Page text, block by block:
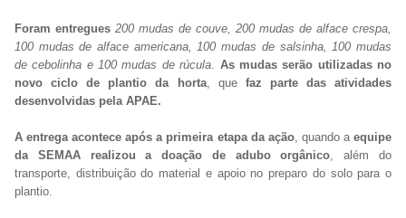
Foram entregues 200 mudas de couve, 200 mudas de alface crespa,
100 mudas de alface americana, 100 mudas de salsinha, 100 mudas
de cebolinha e 100 mudas de rúcula. As mudas serão utilizadas no
novo ciclo de plantio da horta, que faz parte das atividades
desenvolvidas pela APAE.
A entrega acontece após a primeira etapa da ação, quando aequipe
da SEMAA realizou a doação de adubo orgânico , além do
transporte, distribuição do material e apoio no preparo do solo para o
plantio.